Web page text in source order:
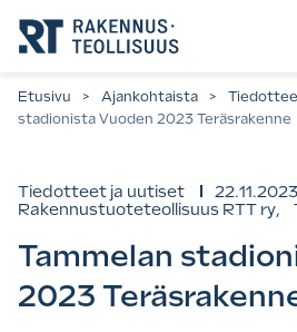
suoraan
sisältöön.
Etusivu > Ajankohtaista >
stadionista Vuoden 2023 Teräsrakenne
Tiedotteet ja uutiset
22.11.2023
Rakennustuoteteollisuus RTT ry,
Tammelan
2023